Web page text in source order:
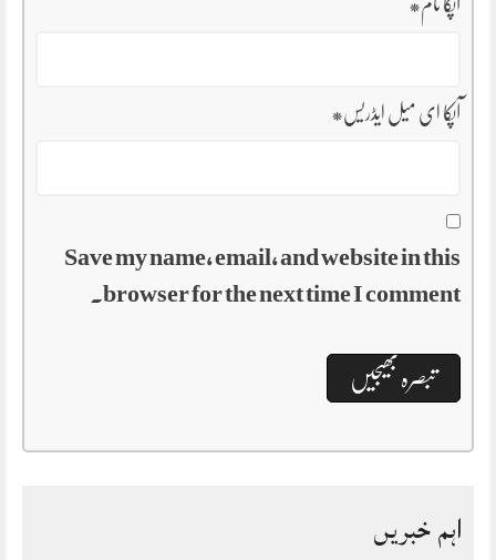
آپکا نام*
آپکا ای میل ایڈریس*
Save my name, email, and website in this
browser for the next time I comment.
اہم خبریں